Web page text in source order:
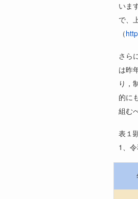
いま
で、
（
さら
は昨
り，
的に
組む
表１
1
、